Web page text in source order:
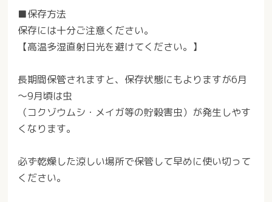
■保存方法
保存には十分ご注意ください。
【高温多湿直射日光を避けてください。】
長期間保管されますと、保存状態にもよりますが6月
～9月頃は虫
（コクゾウムシ・メイガ等の貯穀害虫）が発生しやす
くなります。
必ず乾燥した涼しい場所で保管して早めに使い切って
ください。